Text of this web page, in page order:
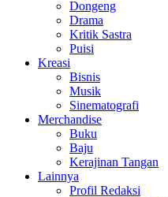
Dongeng
Drama
Kritik Sastra
Puisi
Kreasi
Bisnis
Musik
Sinematografi
Merchandise
Buku
Baju
Kerajinan Tangan
Lainnya
Profil Redaksi